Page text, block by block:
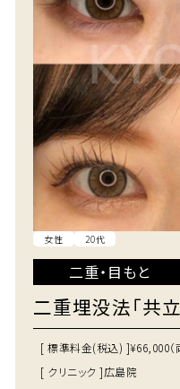
女性 20代
二重・目もと
二重埋没法「共
[ 標準料金(税込) ]¥66,000（
[ クリニック ]広島院